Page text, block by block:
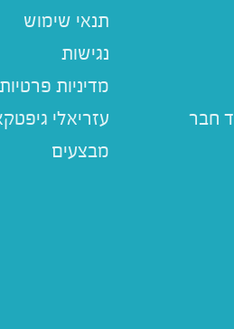
תנאי שימוש
נגישות
מדיניות פרטיות
עזריאלי
מבצעים